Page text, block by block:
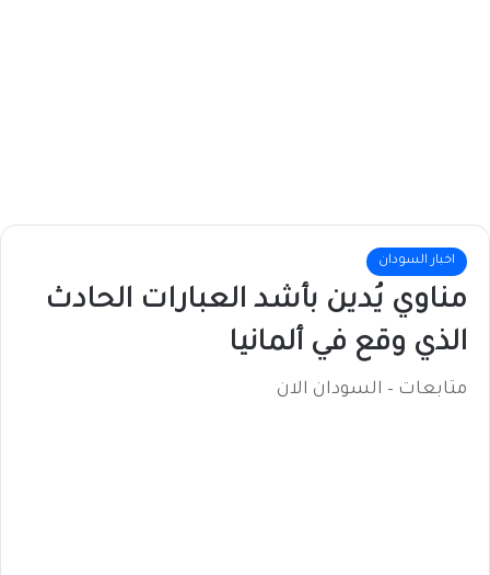
اخبار السودان
مناوي يُدين بأشد العبارات الحادث
الذي وقع في ألمانيا
متابعات – السودان الان